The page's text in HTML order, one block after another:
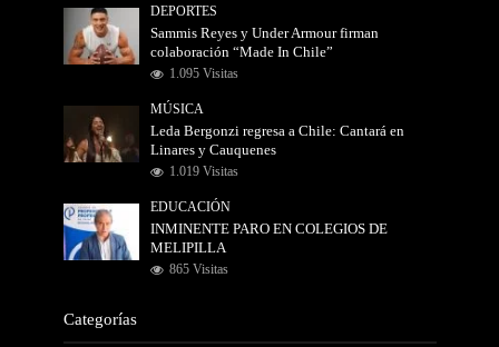
DEPORTES
Sammis Reyes y Under Armour firman
colaboración “Made In Chile”
1.095 Visitas
MÚSICA
Leda Bergonzi regresa a Chile: Cantará en
Linares y Cauquenes
1.019 Visitas
EDUCACIÓN
INMINENTE PARO EN COLEGIOS DE
MELIPILLA
865 Visitas
Categorías